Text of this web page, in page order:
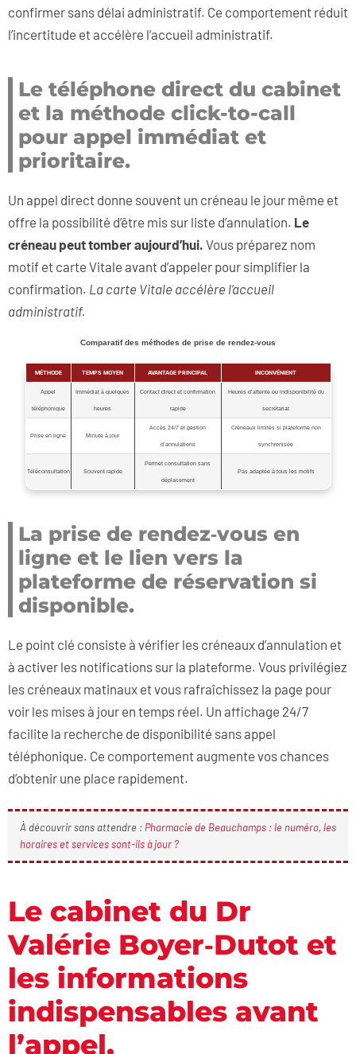
confirmer sans délai administratif. Ce comportement réduit
l’incertitude et accélère l’accueil administratif.
Le téléphone direct du cabinet
et la méthode click-to-call
pour appel immédiat et
prioritaire.
Un appel direct donne souvent un créneau le jour même et
offre la possibilité d’être mis sur liste d’annulation. Le
créneau peut tomber aujourd’hui. Vous préparez nom
motif et carte Vitale avant d’appeler pour simplifier la
confirmation. La carte Vitale accélère l’accueil
administratif.
Comparatif des méthodes de prise de rendez‑vous
MÉTHODE TEMPS MOYEN AVANTAGE PRINCIPAL INCONVÉNIENT
Appel
téléphonique
Immédiat à quelques
heures
Contact direct et confirmation
rapide
Heures d’attente ou indisponibilité du
secrétariat
Prise en ligne Minute à jour
Accès 24/7 et gestion
d’annulations
Créneaux limités si plateforme non
synchronisée
Téléconsultation Souvent rapide
Permet consultation sans
déplacement
Pas adaptée à tous les motifs
La prise de rendez‑vous en
ligne et le lien vers la
plateforme de réservation si
disponible.
Le point clé consiste à vérifier les créneaux d’annulation et
à activer les notifications sur la plateforme. Vous privilégiez
les créneaux matinaux et vous rafraîchissez la page pour
voir les mises à jour en temps réel. Un affichage 24/7
facilite la recherche de disponibilité sans appel
téléphonique. Ce comportement augmente vos chances
d’obtenir une place rapidement.
À découvrir sans attendre : Pharmacie de Beauchamps : le numéro, les
horaires et services sont-ils à jour ?
Le cabinet du Dr
Valérie Boyer‑Dutot et
les informations
indispensables avant
l’appel.